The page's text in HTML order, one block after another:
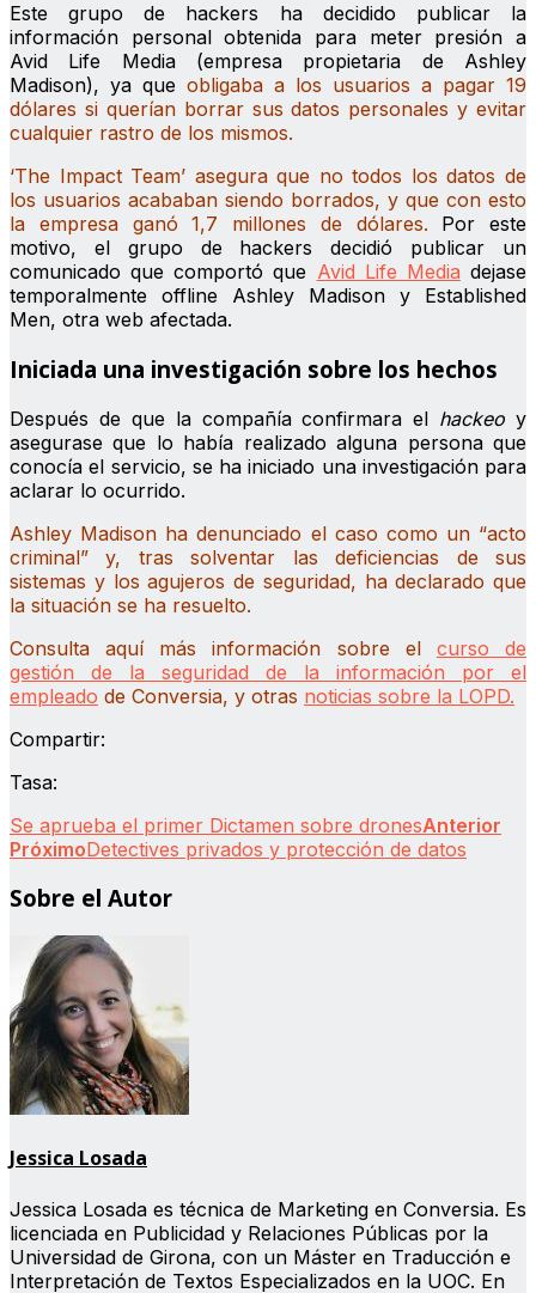
Este grupo de hackers ha decidido publicar la
información personal obtenida para meter presión a
Avid Life Media (empresa propietaria de Ashley
Madison), ya que obligaba a los usuarios a pagar 19
dólares si querían borrar sus datos personales y evitar
cualquier rastro de los mismos.
‘The Impact Team’ asegura que no todos los datos de
los usuarios acababan siendo borrados, y que con esto
la empresa ganó 1,7 millones de dólares. Por este
motivo, el grupo de hackers decidió publicar un
comunicado que comportó que Avid Life Media dejase
temporalmente offline Ashley Madison y Established
Men, otra web afectada.
Iniciada una investigación sobre los hechos
Después de que la compañía confirmara el hackeo y
asegurase que lo había realizado alguna persona que
conocía el servicio, se ha iniciado una investigación para
aclarar lo ocurrido.
Ashley Madison ha denunciado el caso como un “acto
criminal” y, tras solventar las deficiencias de sus
sistemas y los agujeros de seguridad, ha declarado que
la situación se ha resuelto.
Consulta aquí más información sobre el curso de
gestión de la seguridad de la información por el
empleado de Conversia, y otras noticias sobre la LOPD.
Compartir:
Tasa:
Se aprueba el primer Dictamen sobre dronesAnterior
PróximoDetectives privados y protección de datos
Sobre el Autor
Jessica Losada
Jessica Losada es técnica de Marketing en Conversia. Es
licenciada en Publicidad y Relaciones Públicas por la
Universidad de Girona, con un Máster en Traducción e
Interpretación de Textos Especializados en la UOC. En